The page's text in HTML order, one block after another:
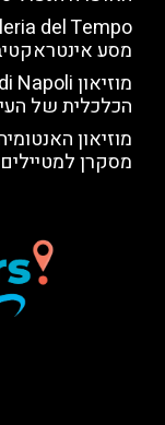
מסע
הכלכלית של
מוזיאון
מסקרן